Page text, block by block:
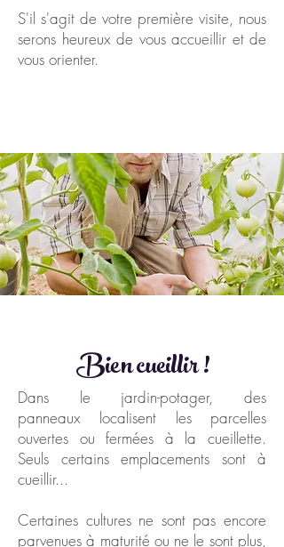
S'il s'agit de votre première visite, nous
serons heureux de vous accueillir et de
vous orienter.
Bien cueillir !
Dans le jardin-potager, des
panneaux localisent les parcelles
ouvertes ou fermées à la cueillette.
Seuls certains emplacements sont à
cueillir...
Certaines cultures ne sont pas encore
parvenues à maturité ou ne le sont plus,